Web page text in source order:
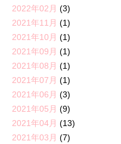
2022年02月 (3)
2021年11月 (1)
2021年10月 (1)
2021年09月 (1)
2021年08月 (1)
2021年07月 (1)
2021年06月 (3)
2021年05月 (9)
2021年04月 (13)
2021年03月 (7)